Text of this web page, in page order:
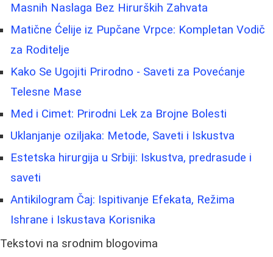
Masnih Naslaga Bez Hirurških Zahvata
Matične Ćelije iz Pupčane Vrpce: Kompletan Vodič
za Roditelje
Kako Se Ugojiti Prirodno - Saveti za Povećanje
Telesne Mase
Med i Cimet: Prirodni Lek za Brojne Bolesti
Uklanjanje oziljaka: Metode, Saveti i Iskustva
Estetska hirurgija u Srbiji: Iskustva, predrasude i
saveti
Antikilogram Čaj: Ispitivanje Efekata, Režima
Ishrane i Iskustava Korisnika
Tekstovi na srodnim blogovima